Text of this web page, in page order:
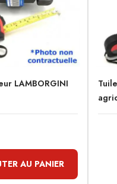
LAMBORGINI
AU PANIER